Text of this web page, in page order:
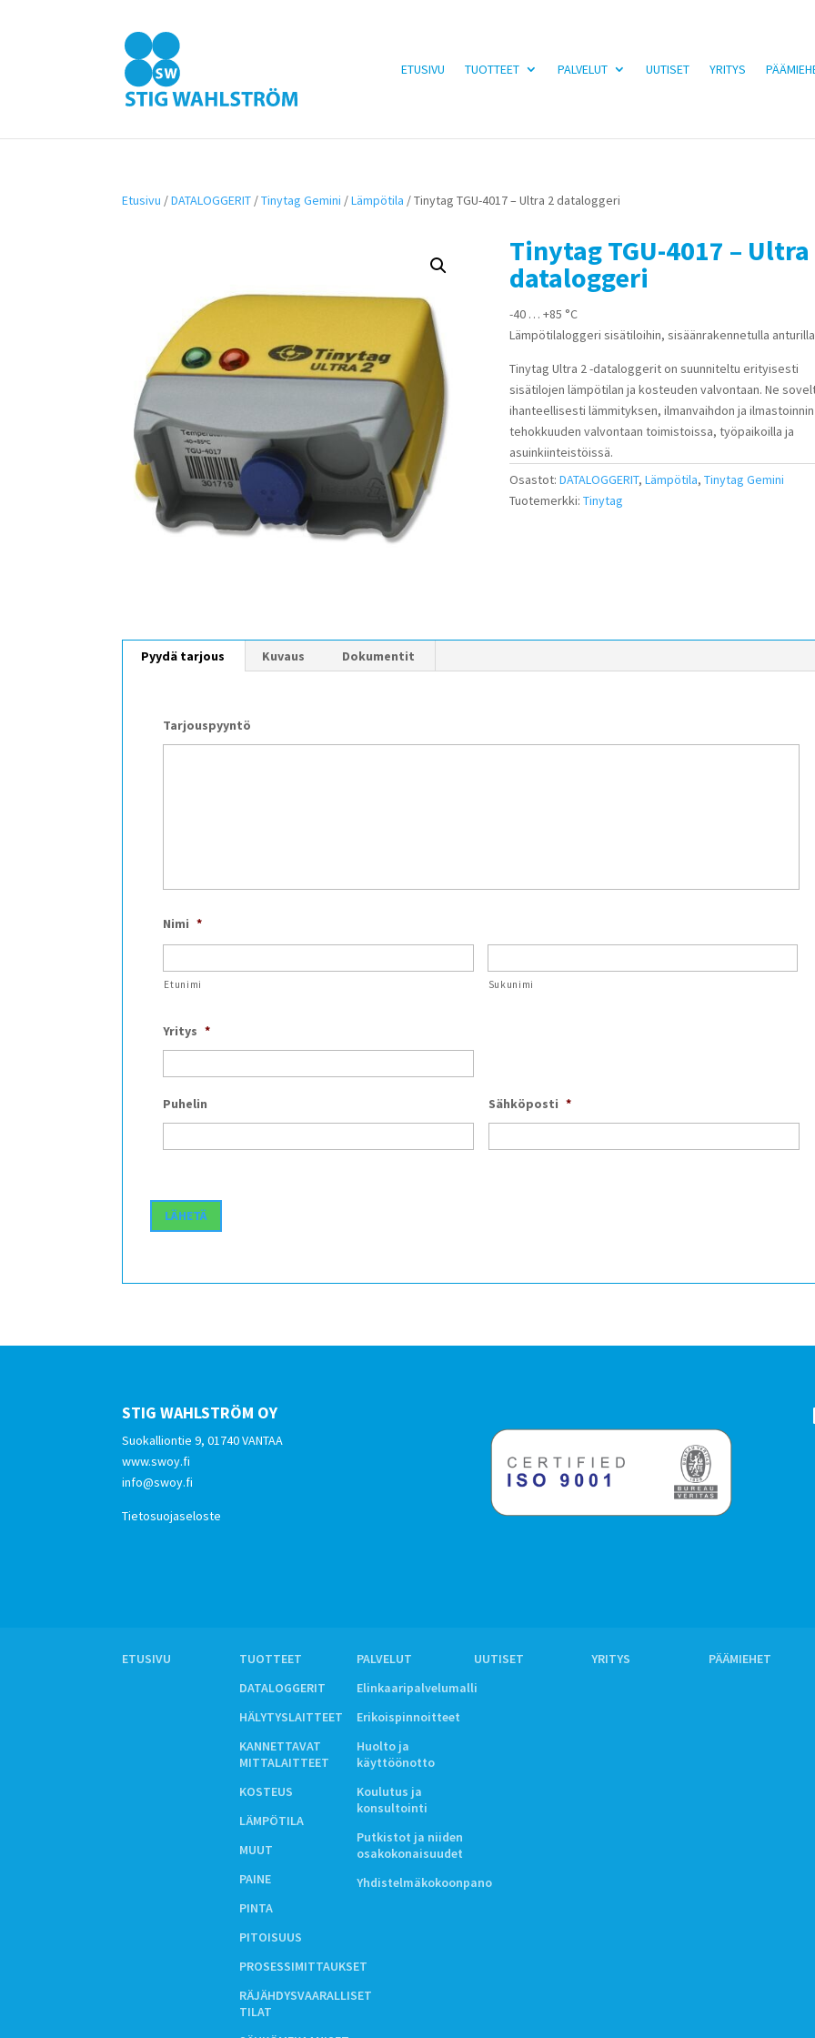
ETUSIVU TUOTTEET PALVELUT UUTISET YRITYS
Etusivu /DATALOGGERIT /Tinytag Gemini /Lämpötila / Tinytag TGU-4017 – Ultra 2 dataloggeri
Tinytag TGU-4017 – Ultra
dataloggeri
-40 … +85 °C
Lämpötilaloggeri sisätiloihin, sisäänrakennetulla anturilla
Tinytag Ultra 2 -dataloggerit on suunniteltu erityisesti
sisätilojen lämpötilan ja kosteuden valvontaan. Ne
ihanteellisesti lämmityksen, ilmanvaihdon ja ilmastoinnin
tehokkuuden valvontaan toimistoissa, työpaikoilla ja
asuinkiinteistöissä.
Osastot:DATALOGGERIT,Lämpötila,Tinytag Gemini
Tuotemerkki:Tinytag
Pyydä tarjous Kuvaus Dokumentit
Tarjouspyyntö
Nimi *
Etunimi Sukunimi
Yritys *
Puhelin Sähköposti *
STIG WAHLSTRÖM OY
Suokalliontie 9, 01740 VANTAA
www.swoy.fi
info@swoy.fi
Tietosuojaseloste
ETUSIVU
TUOTTEET
DATALOGGERIT
HÄLYTYSLAITTEET
KANNETTAVAT
MITTALAITTEET
KOSTEUS
LÄMPÖTILA
MUUT
PAINE
PINTA
PITOISUUS
PROSESSIMITTAUKSET
RÄJÄHDYSVAARALLISET
TILAT
PALVELUT
Elinkaaripalvelumalli
Erikoispinnoitteet
Huolto ja
käyttöönotto
Koulutus ja
konsultointi
Putkistot ja niiden
osakokonaisuudet
Yhdistelmäkokoonpano
UUTISET YRITYS PÄÄMIEHET